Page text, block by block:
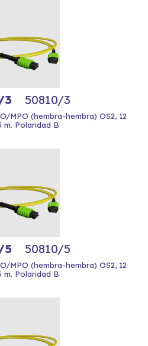
3 50810/3
MPO (hembra-hembra) OS2, 12
m. Polaridad B
5 50810/5
MPO (hembra-hembra) OS2, 12
m. Polaridad B